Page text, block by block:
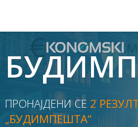
АКТУЕЛНО
ЕКОНОМИЈА
ФИНАНСИИ
БАНКАРСТВО
ПРОНАЈДЕНИ СЕ 2
„БУДИМПЕШТА“